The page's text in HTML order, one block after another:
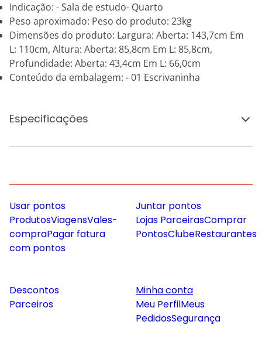
Indicação: - Sala de estudo- Quarto
Peso aproximado: Peso do produto: 23kg
Dimensões do produto: Largura: Aberta: 143,7cm Em
L: 110cm, Altura: Aberta: 85,8cm Em L: 85,8cm,
Profundidade: Aberta: 43,4cm Em L: 66,0cm
Conteúdo da embalagem: - 01 Escrivaninha
Especificações
Usar pontos
ProdutosViagensVales-
compraPagar fatura
com pontos
Juntar pontos
Lojas ParceirasComprar
PontosClubeRestaurantes
Descontos
Parceiros
Minha conta
Meu PerfilMeus
PedidosSegurança